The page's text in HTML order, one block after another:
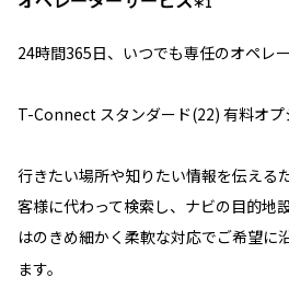
24時間365日、いつでも専任のオペレ
T-Connect スタンダード(22) 有料オプ
行きたい場所や知りたい情報を伝える
客様に代わって検索し、ナビの目的地
はのきめ細かく柔軟な対応でご希望に
ます。